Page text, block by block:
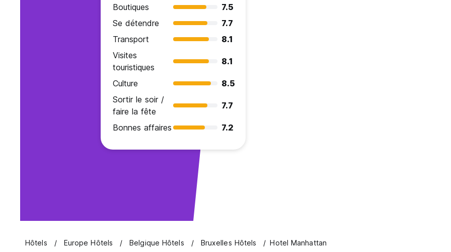
Boutiques
7.5
Se détendre
7.7
Transport
8.1
Visites
touristiques
8.1
Culture
8.5
Sortir le soir /
faire la fête
7.7
Bonnes affaires 7.2
Hôtels Europe Hôtels Belgique Hôtels Bruxelles Hôtels Hotel Manhattan